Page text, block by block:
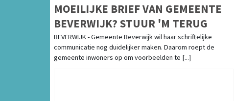
MOEILIJKE BRIEF VAN GEMEENTE
BEVERWIJK? STUUR 'M TERUG
BEVERWIJK - Gemeente Beverwijk wil haar schriftelijke
communicatie nog duidelijker maken. Daarom roept de
gemeente inwoners op om voorbeelden te [...]